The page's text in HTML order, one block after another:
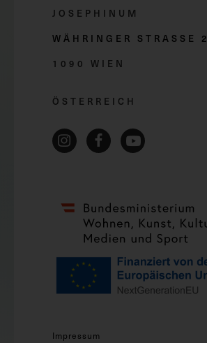
JOSEPHINUM
WÄHRINGER STRASSE 2
1090 WIEN
ÖSTERREICH
Impressum